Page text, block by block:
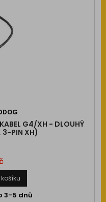
G4/XH - DLOUHÝ
PIN XH)
3-5 dnů